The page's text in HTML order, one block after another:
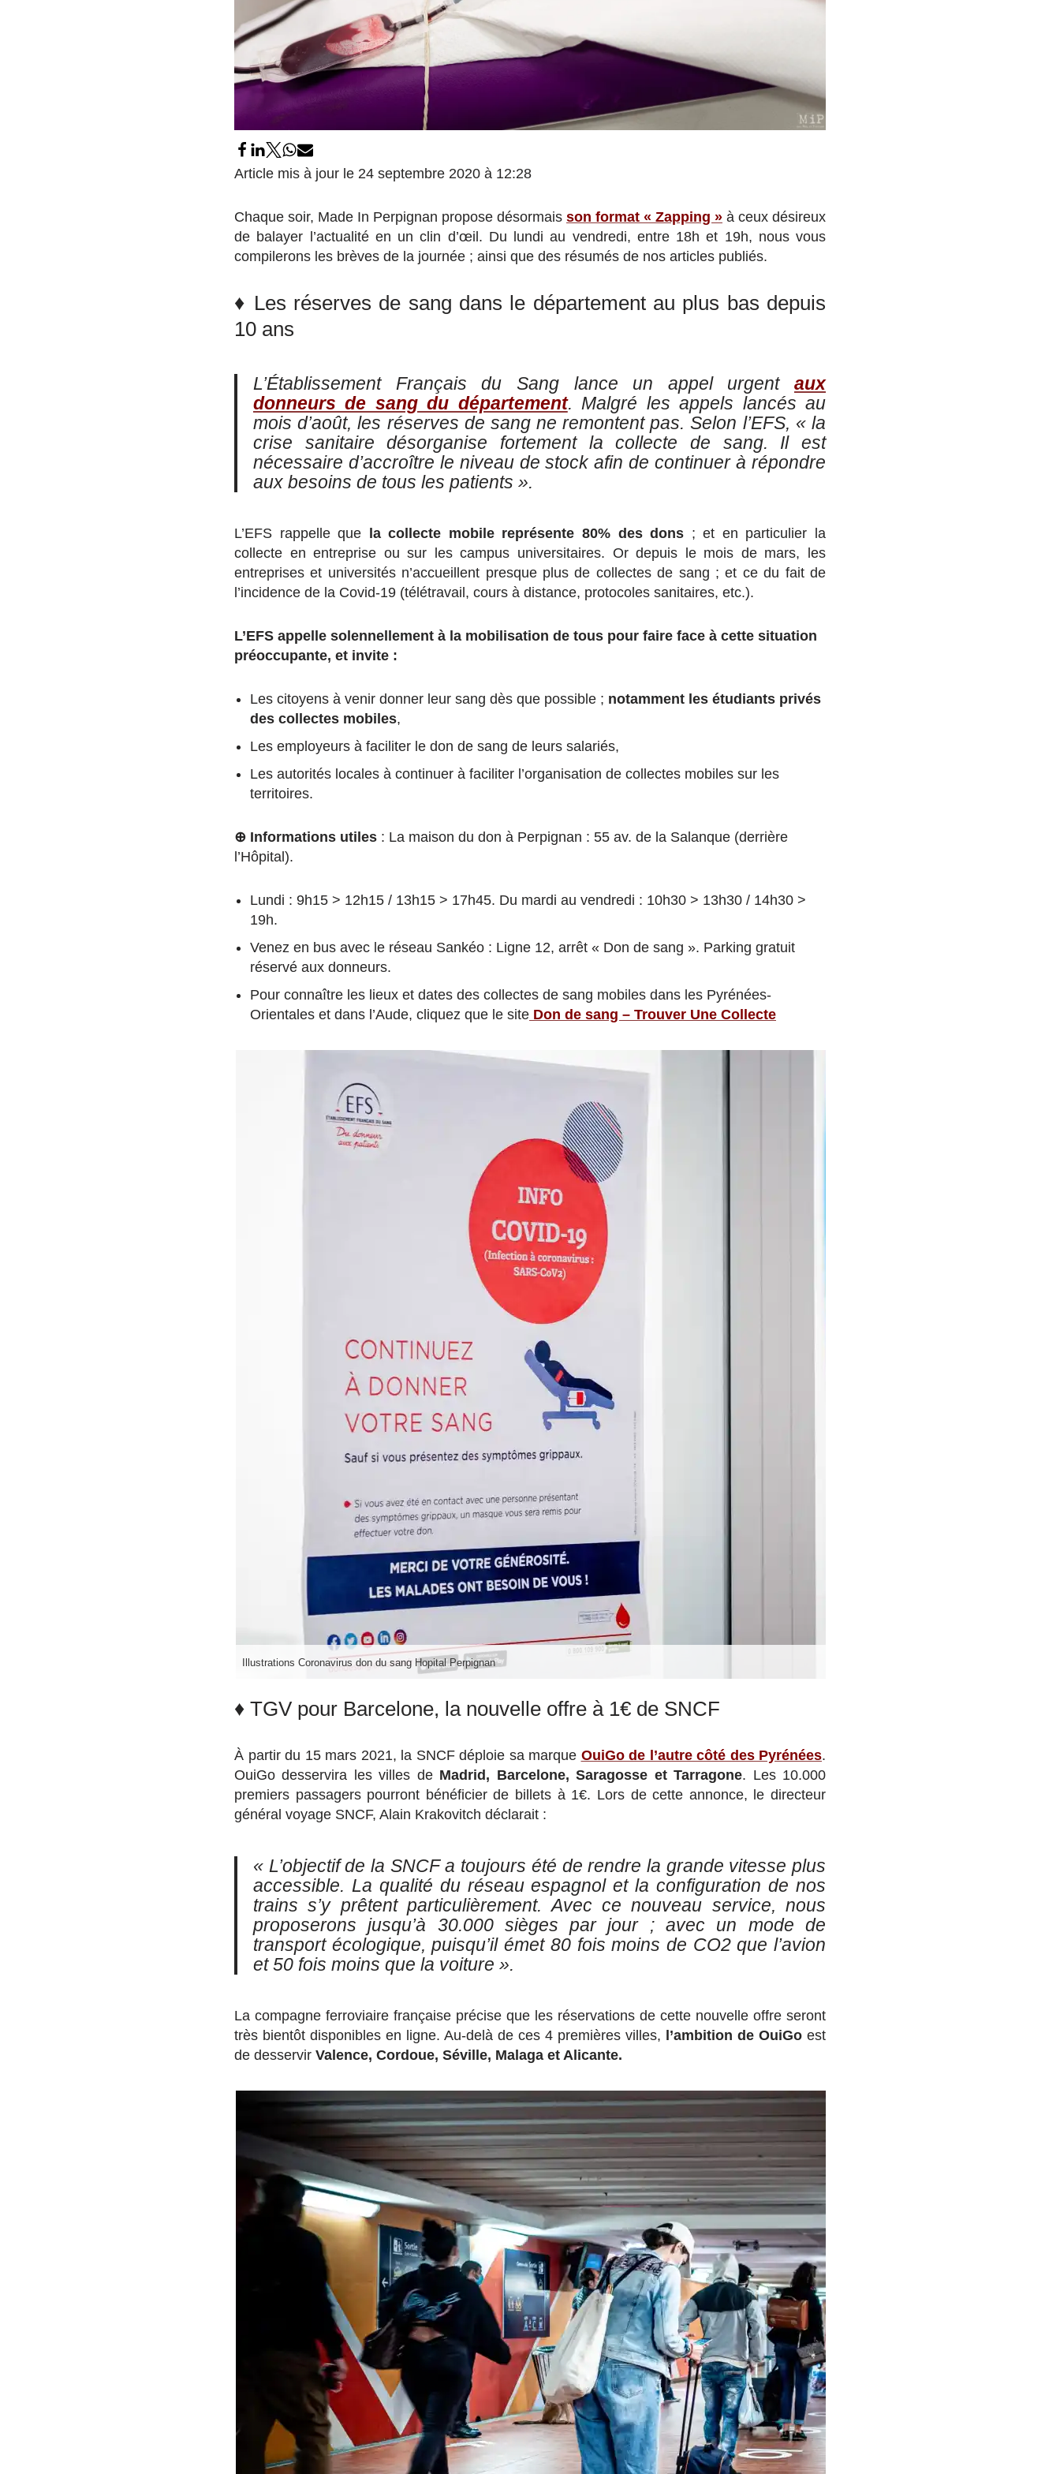
Article mis à jour le 24 septembre 2020 à 12:28
Chaque soir, Made In Perpignan propose désormais son format « Zapping » à ceux désireux
de balayer l’actualité en un clin d’œil. Du lundi au vendredi, entre 18h et 19h, nous vous
compilerons les brèves de la journée ; ainsi que des résumés de nos articles publiés.
♦ Les réserves de sang dans le département au plus bas depuis
10 ans
L’Établissement Français du Sang lance un appel urgent aux
donneurs de sang du département. Malgré les appels lancés au
mois d’août, les réserves de sang ne remontent pas. Selon l’EFS, « la
crise sanitaire désorganise fortement la collecte de sang. Il est
nécessaire d’accroître le niveau de stock afin de continuer à répondre
aux besoins de tous les patients ».
L’EFS rappelle que la collecte mobile représente 80% des dons ; et en particulier la
collecte en entreprise ou sur les campus universitaires. Or depuis le mois de mars, les
entreprises et universités n’accueillent presque plus de collectes de sang ; et ce du fait de
l’incidence de la Covid-19 (télétravail, cours à distance, protocoles sanitaires, etc.).
L’EFS appelle solennellement à la mobilisation de tous pour faire face à cette situation
préoccupante, et invite :
Les citoyens à venir donner leur sang dès que possible ; notamment les étudiants privés
des collectes mobiles,
Les employeurs à faciliter le don de sang de leurs salariés,
Les autorités locales à continuer à faciliter l’organisation de collectes mobiles sur les
territoires.
⊕ Informations utiles : La maison du don à Perpignan : 55 av. de la Salanque (derrière
l’Hôpital).
Lundi : 9h15 > 12h15 / 13h15 > 17h45. Du mardi au vendredi : 10h30 > 13h30 / 14h30 >
19h.
Venez en bus avec le réseau Sankéo : Ligne 12, arrêt « Don de sang ». Parking gratuit
réservé aux donneurs.
Pour connaître les lieux et dates des collectes de sang mobiles dans les Pyrénées-
Orientales et dans l’Aude, cliquez que le site Don de sang – Trouver Une Collecte
Illustrations Coronavirus don du sang Hopital Perpignan
♦ TGV pour Barcelone, la nouvelle offre à 1€ de SNCF
À partir du 15 mars 2021, la SNCF déploie sa marque OuiGo de l’autre côté des Pyrénées.
OuiGo desservira les villes de Madrid, Barcelone, Saragosse et Tarragone. Les 10.000
premiers passagers pourront bénéficier de billets à 1€. Lors de cette annonce, le directeur
général voyage SNCF, Alain Krakovitch déclarait :
« L’objectif de la SNCF a toujours été de rendre la grande vitesse plus
accessible. La qualité du réseau espagnol et la configuration de nos
trains s’y prêtent particulièrement. Avec ce nouveau service, nous
proposerons jusqu’à 30.000 sièges par jour ; avec un mode de
transport écologique, puisqu’il émet 80 fois moins de CO2 que l’avion
et 50 fois moins que la voiture ».
La compagne ferroviaire française précise que les réservations de cette nouvelle offre seront
très bientôt disponibles en ligne. Au-delà de ces 4 premières villes, l’ambition de OuiGo est
de desservir Valence, Cordoue, Séville, Malaga et Alicante.